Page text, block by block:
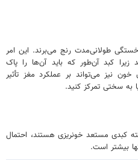
خستگی طولانی‌مدت رنج می‌برند. این امر
کبد آن‌طور که باید آن‌ها را پاک
نیز می‌تواند بر عملکرد مغز تأثیر
به سختی تمرکز کنید.
کبدی مستعد خونریزی هستند، احتمال
بیشتر است.